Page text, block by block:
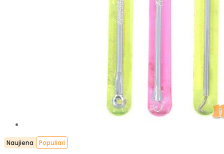
Naujiena Populiari